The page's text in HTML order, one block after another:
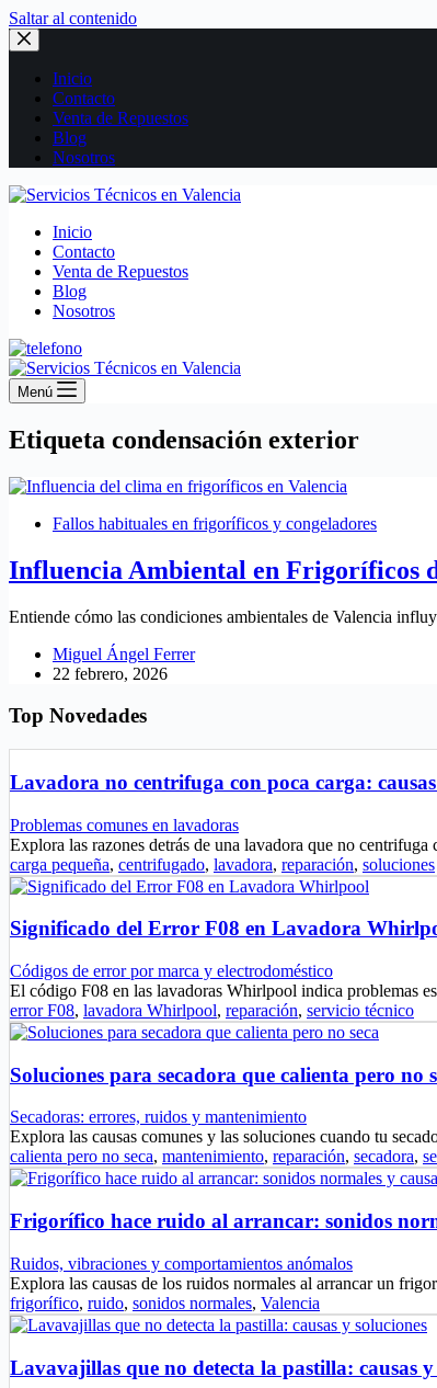
Saltar al contenido
Inicio
Contacto
Venta de Repuestos
Blog
Nosotros
Inicio
Contacto
Venta de Repuestos
Blog
Nosotros
Menú
Etiqueta condensación exterior
Fallos habituales en frigoríficos y congeladores
Influencia Ambiental en Frigoríficos
Entiende cómo las condiciones ambientales de Valencia
Miguel Ángel Ferrer
22 febrero, 2026
Top Novedades
Lavadora no centrifuga con poca carga:
Problemas comunes en lavadoras
Explora las razones detrás de una lavadora que no
carga pequeña, centrifugado, lavadora, reparación, soluciones
Significado del Error F08 en Lavadora
Códigos de error por marca y electrodoméstico
El código F08 en las lavadoras Whirlpool indica problemas
error F08, lavadora Whirlpool, reparación, servicio técnico
Soluciones para secadora que calienta pero no
Secadoras: errores, ruidos y mantenimiento
Explora las causas comunes y las soluciones cuando tu
calienta pero no seca, mantenimiento, reparación, secadora,
Frigorífico hace ruido al arrancar: sonidos
Ruidos, vibraciones y comportamientos anómalos
Explora las causas de los ruidos normales al arrancar un
frigorífico, ruido, sonidos normales, Valencia
Lavavajillas que no detecta la pastilla: causas y